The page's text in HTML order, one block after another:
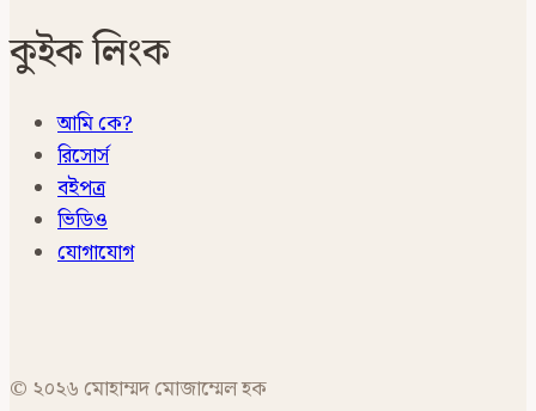
কুইক লিংক
আমি কে?
রিসোর্স
বইপত্র
ভিডিও
যোগাযোগ
© ২০২৬ মোহাম্মদ মোজাম্মেল হক